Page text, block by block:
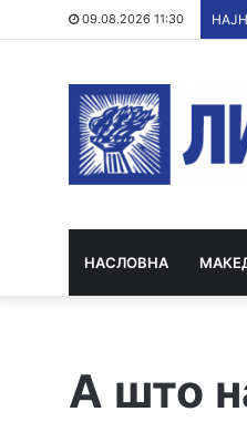
09.08.2026 11:30
НАСЛОВНА
А што